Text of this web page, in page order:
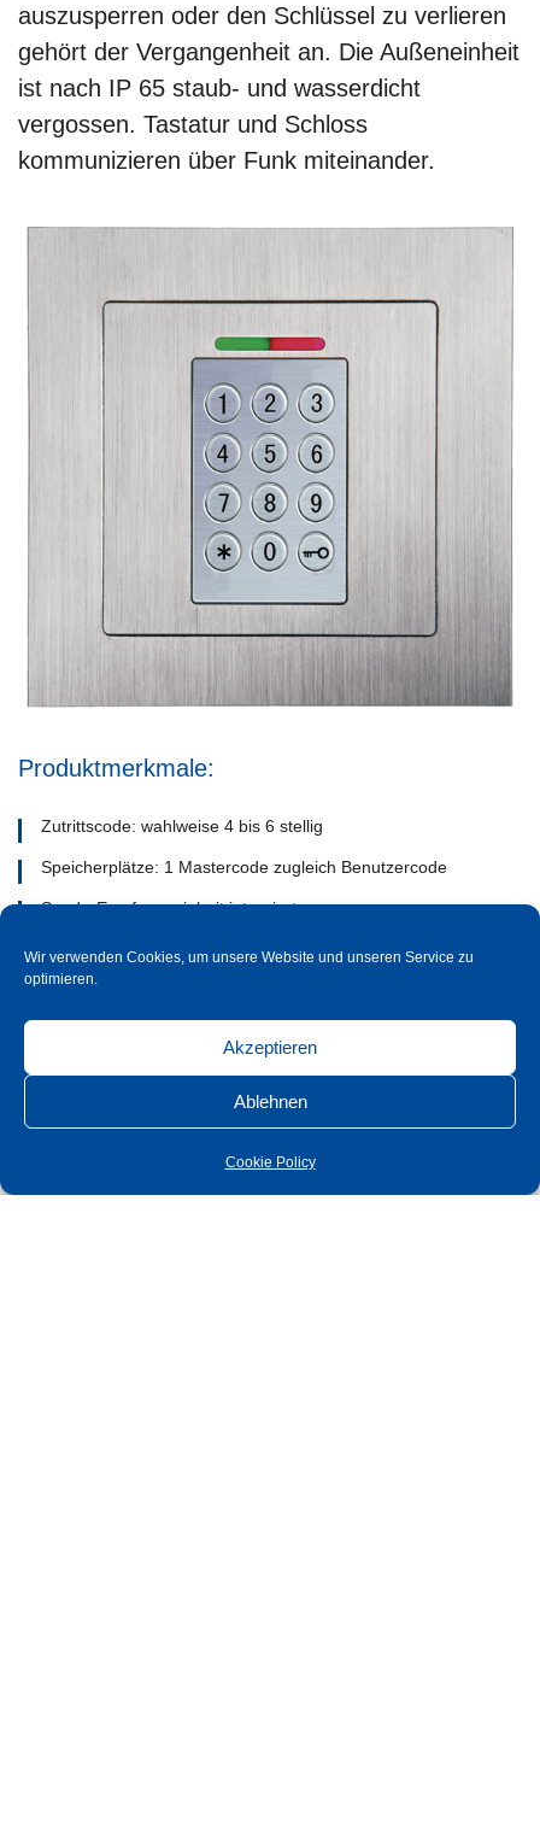
Wir verwenden Cookies, um unsere Website und unseren Service zu
optimieren.
Akzeptieren
Ablehnen
Cookie Policy
auszusperren oder den Schlüssel zu verlieren
gehört der Vergangenheit an. Die Außeneinheit
ist nach IP 65 staub- und wasserdicht
vergossen. Tastatur und Schloss
kommunizieren über Funk miteinander.
Produktmerkmale:
Zutrittscode: wahlweise 4 bis 6 stellig
Speicherplätze: 1 Mastercode zugleich Benutzercode
Sende-Empfangseinheit integriert
Betriebsspannung: 12-24V DC
Datenübertragung: verschlüsselt über AES 128